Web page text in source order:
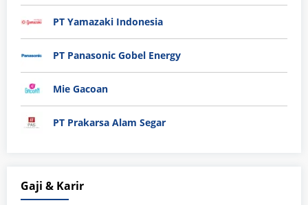
PT Yamazaki Indonesia
PT Panasonic Gobel Energy
Mie Gacoan
PT Prakarsa Alam Segar
Gaji & Karir